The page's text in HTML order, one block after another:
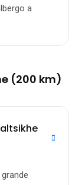
a
(200 km)